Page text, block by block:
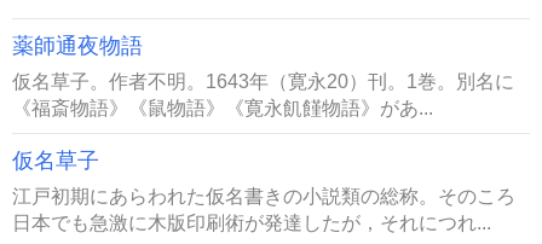
薬師通夜物語
仮名草子。作者不明。1643年（寛永20）刊。1巻。別名に
《福斎物語》《鼠物語》《寛永飢饉物語》があ...
仮名草子
江戸初期にあらわれた仮名書きの小説類の総称。そのころ
日本でも急激に木版印刷術が発達したが，それにつれ...